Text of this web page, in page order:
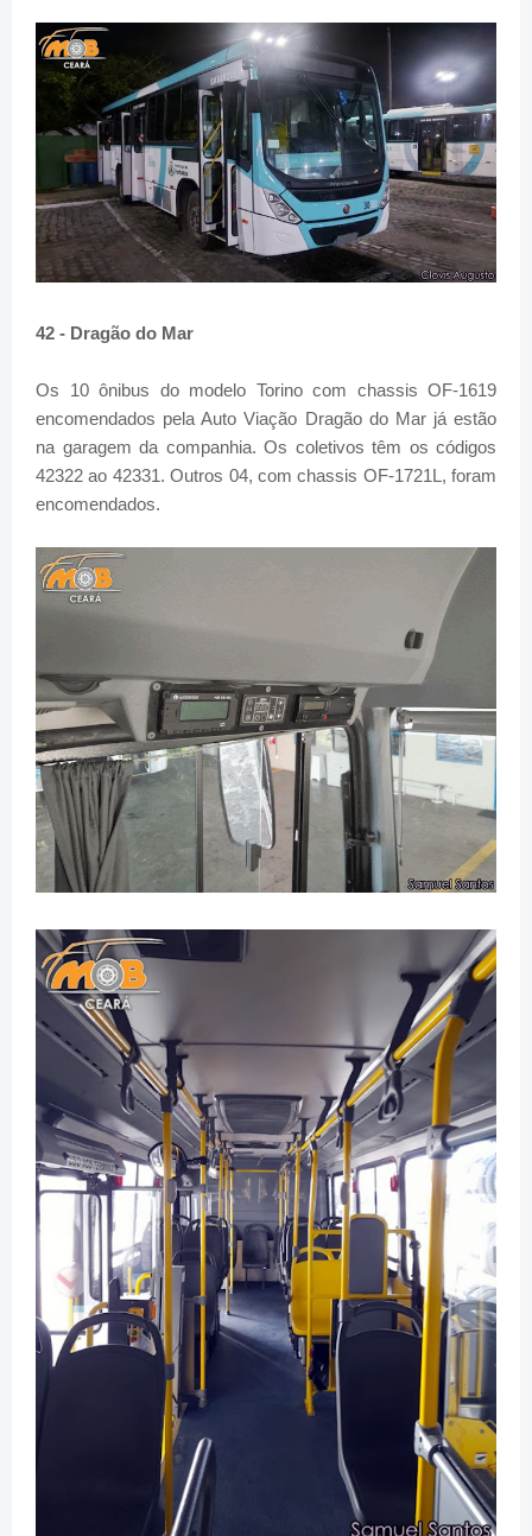
42 - Dragão do Mar
Os 10 ônibus do modelo Torino com chassis OF-1619
encomendados pela Auto Viação Dragão do Mar já estão
na garagem da companhia. Os coletivos têm os códigos
42322 ao 42331. Outros 04, com chassis OF-1721L, foram
encomendados.